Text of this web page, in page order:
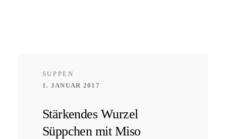
SUPPEN
1. JANUAR 2017
Stärkendes Wurzel
Süppchen mit Miso